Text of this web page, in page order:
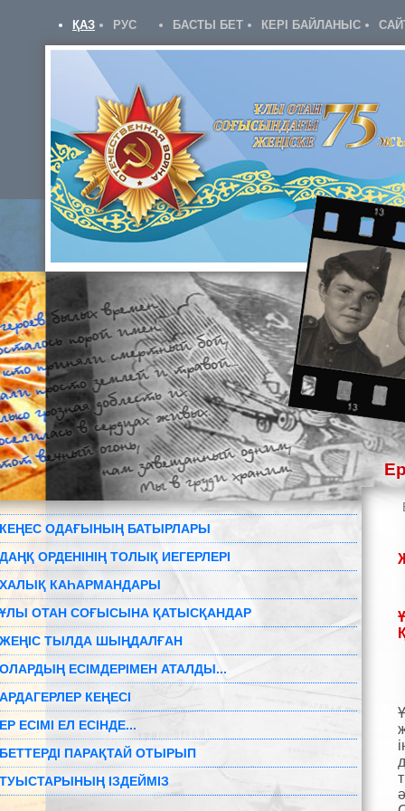
ҚАЗ РУС БАСТЫ БЕТ КЕРІ БАЙЛАНЫС
КЕҢЕС ОДАҒЫНЫҢ БАТЫРЛАРЫ
ДАҢҚ ОРДЕНІНІҢ ТОЛЫҚ ИЕГЕРЛЕРІ
ХАЛЫҚ КАҺАРМАНДАРЫ
ҰЛЫ ОТАН СОҒЫСЫНА ҚАТЫСҚАНДАР
ЖЕҢІС ТЫЛДА ШЫҢДАЛҒАН
ОЛАРДЫҢ ЕСІМДЕРІМЕН АТАЛДЫ...
АРДАГЕРЛЕР КЕҢЕСІ
ЕР ЕСІМІ ЕЛ ЕСІНДЕ...
БЕТТЕРДІ ПАРАҚТАЙ ОТЫРЫП
ТУЫСТАРЫНЫҢ ІЗДЕЙМІЗ